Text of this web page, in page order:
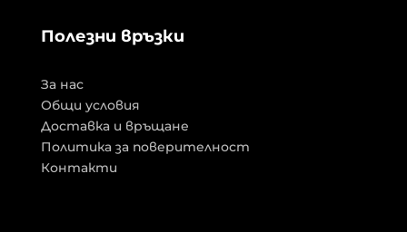
Полезни връзки
За нас
Общи условия
Доставка и връщане
Политика за поверителност
Контакти